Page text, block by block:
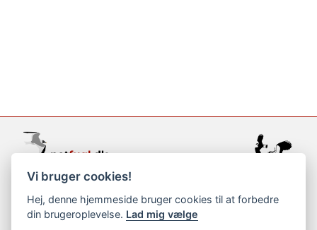
support@netfugl.dk
copyright © 2002-2023
Vi bruger cookies!
Hej, denne hjemmeside bruger cookies til at forbedre
din brugeroplevelse. Lad mig vælge